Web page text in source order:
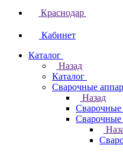
Краснодар
Кабинет
Каталог
Назад
Каталог
Сварочные
Назад
Сварочные